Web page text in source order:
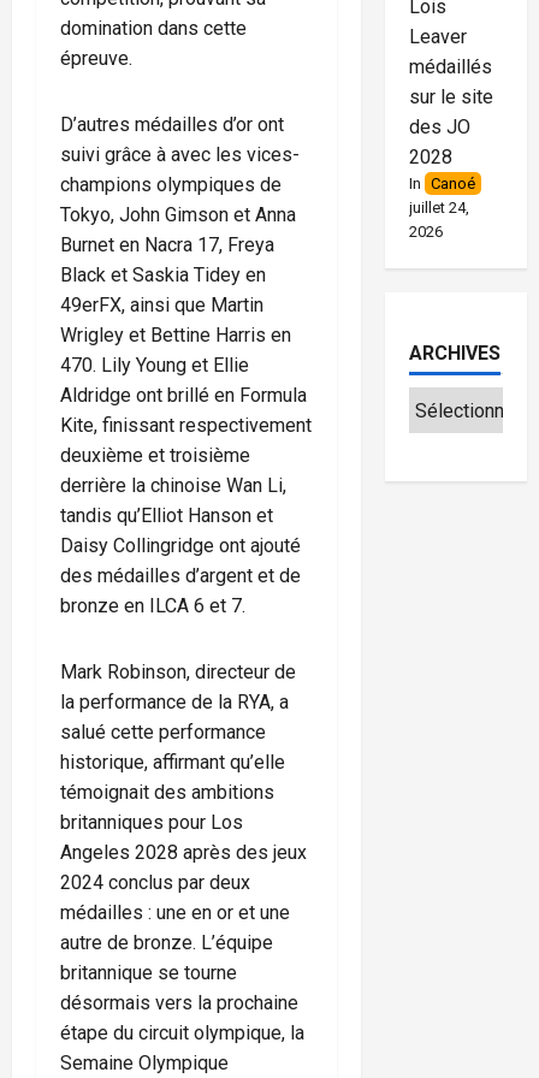
domination dans cette
épreuve.
D’autres médailles d’or ont
suivi grâce à avec les vices-
champions olympiques de
Tokyo, John Gimson et Anna
Burnet en Nacra 17, Freya
Black et Saskia Tidey en
49erFX, ainsi que Martin
Wrigley et Bettine Harris en
470. Lily Young et Ellie
Aldridge ont brillé en Formula
Kite, finissant respectivement
deuxième et troisième
derrière la chinoise Wan Li,
tandis qu’Elliot Hanson et
Daisy Collingridge ont ajouté
des médailles d’argent et de
bronze en ILCA 6 et 7.
Mark Robinson, directeur de
la performance de la RYA, a
salué cette performance
historique, affirmant qu’elle
témoignait des ambitions
britanniques pour Los
Angeles 2028 après des jeux
2024 conclus par deux
médailles : une en or et une
autre de bronze. L’équipe
britannique se tourne
désormais vers la prochaine
étape du circuit olympique, la
Semaine Olympique
Lois
Leaver
médaillés
sur le site
des JO
2028
In Canoé
juillet 24,
2026
ARCHIVES